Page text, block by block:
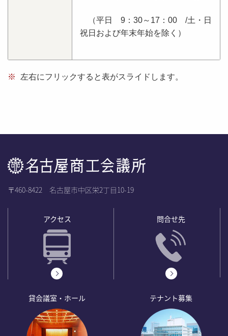
（平日 9：30～17：00 /土・日
祝日および年末年始を除く）
※ 左右にフリックすると表がスライドします。
〒460-8422 名古屋市中区栄2丁目10-19
アクセス 問合せ先
貸会議室・ホール テナント募集